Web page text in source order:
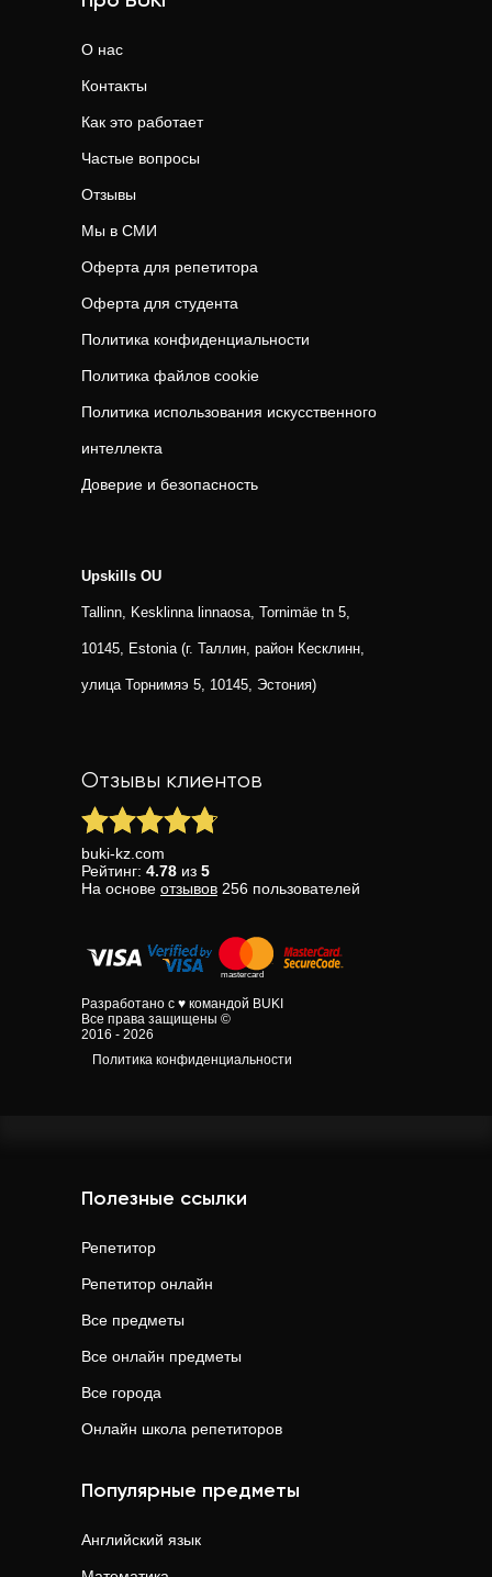
О нас
Контакты
Как это работает
Частые вопросы
Отзывы
Мы в СМИ
Оферта для репетитора
Оферта для студента
Политика конфиденциальности
Политика файлов cookie
Политика использования искусственного
интеллекта
Доверие и безопасность
Upskills OU
Tallinn, Kesklinna linnaosa, Tornimäe tn 5,
10145, Estonia (г. Таллин, район Кесклинн,
улица Торнимяэ 5, 10145, Эстония)
Отзывы клиентов
buki-kz.com
Рейтинг: 4.78 из 5
На основе отзывов 256 пользователей
Разработано с ♥ командой BUKI
Все права защищены ©
2016 - 2026
Политика конфиденциальности
Полезные ссылки
Репетитор
Репетитор онлайн
Все предметы
Все онлайн предметы
Все города
Онлайн школа репетиторов
Популярные предметы
Английский язык